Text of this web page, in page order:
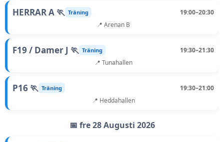
HERRAR A 🏃 Träning
19:00–20:30
📍 Arenan B
F19 / Damer J 🏃 Träning
19:30–21:30
📍 Tunahallen
P16 🏃 Träning
19:30–21:00
📍 Heddahallen
📅 fre 28 Augusti 2026